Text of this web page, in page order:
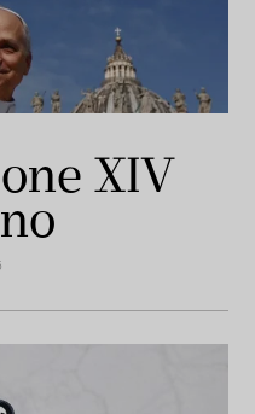
XIV